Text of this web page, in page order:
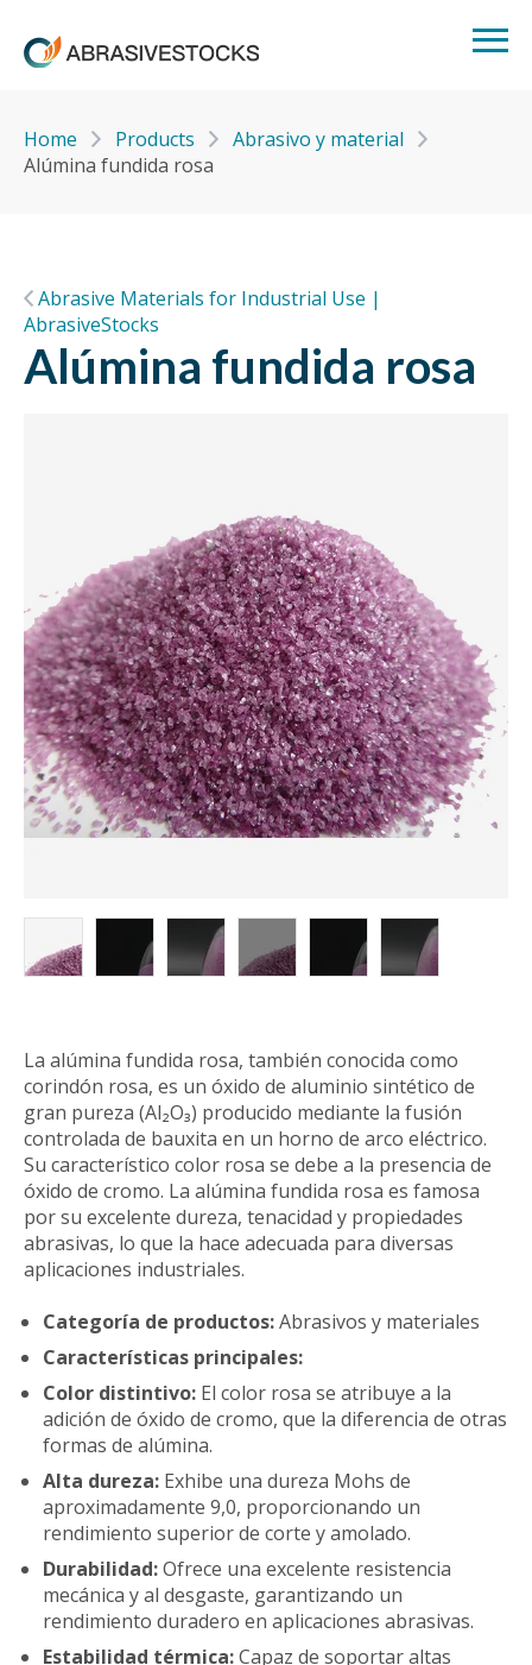
Home Products
Abrasivo y material
Alúmina fundida rosa
Abrasive Materials for Industrial Use |
AbrasiveStocks
Alúmina fundida rosa
La alúmina fundida rosa, también conocida como
corindón rosa, es un óxido de aluminio sintético de
gran pureza (Al₂O₃) producido mediante la fusión
controlada de bauxita en un horno de arco eléctrico.
Su característico color rosa se debe a la presencia de
óxido de cromo. La alúmina fundida rosa es famosa
por su excelente dureza, tenacidad y propiedades
abrasivas, lo que la hace adecuada para diversas
aplicaciones industriales.
Categoría de productos:Abrasivos y materiales
Características principales:
Color distintivo: El color rosa se atribuye a la
adición de óxido de cromo, que la diferencia de otras
formas de alúmina.
Alta dureza: Exhibe una dureza Mohs de
aproximadamente 9,0, proporcionando un
rendimiento superior de corte y amolado.
Durabilidad:Ofrece una excelente resistencia
mecánica y al desgaste, garantizando un
rendimiento duradero en aplicaciones abrasivas.
Estabilidad térmica:Capaz de soportar altas